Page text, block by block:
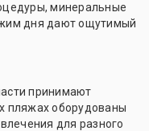
минеральные
дня дают ощутимый
принимают
пляжах оборудованы
для разного